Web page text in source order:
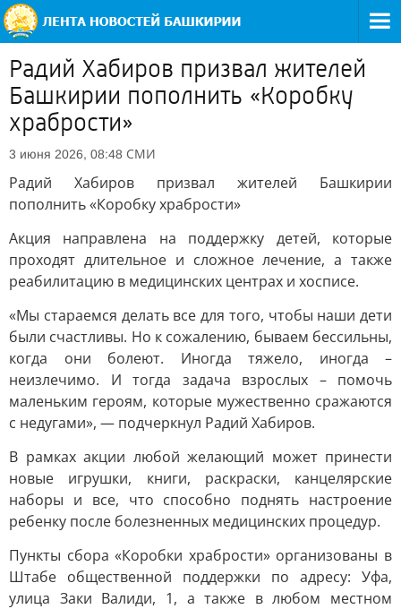
Радий Хабиров призвал жителей
Башкирии пополнить «Коробку
храбрости»
3 июня 2026, 08:48 СМИ
Радий Хабиров призвал жителей Башкирии
пополнить «Коробку храбрости»
Акция направлена на поддержку детей, которые
проходят длительное и сложное лечение, а также
реабилитацию в медицинских центрах и хосписе.
«Мы стараемся делать все для того, чтобы наши дети
были счастливы. Но к сожалению, бываем бессильны,
когда они болеют. Иногда тяжело, иногда –
неизлечимо. И тогда задача взрослых – помочь
маленьким героям, которые мужественно сражаются
с недугами», — подчеркнул Радий Хабиров.
В рамках акции любой желающий может принести
новые игрушки, книги, раскраски, канцелярские
наборы и все, что способно поднять настроение
ребенку после болезненных медицинских процедур.
Пункты сбора «Коробки храбрости» организованы в
Штабе общественной поддержки по адресу: Уфа,
улица Заки Валиди, 1, а также в любом местном